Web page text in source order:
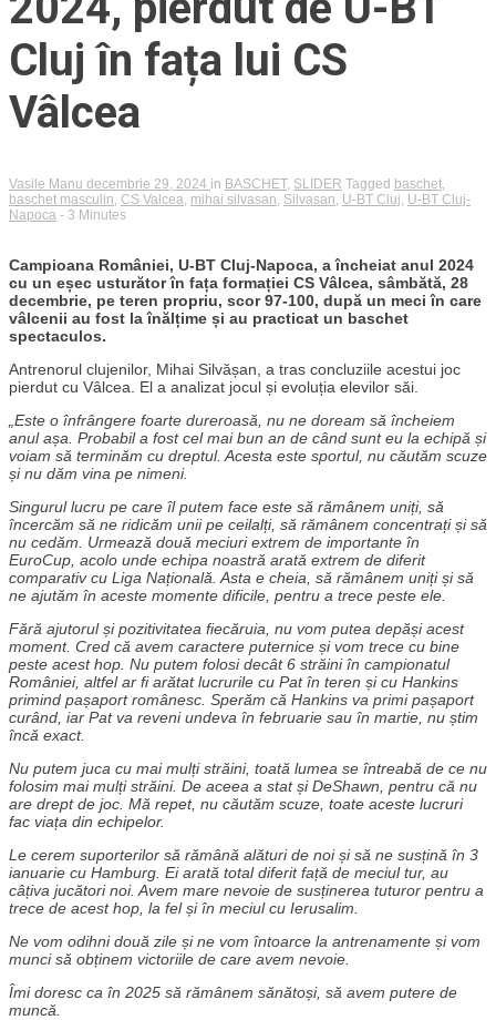
Cluj în fața lui CS
Vâlcea
Vasile Manu decembrie 29, 2024 in BASCHET, SLIDER Tagged baschet
baschet masculin CS Valcea mihai silvasan Silvasan U-BT Cluj U-BT Cluj-
Napoca - 3 Minutes
Campioana României, U-BT Cluj-Napoca, a încheiat anul 2024
cu un eșec usturător în fața formației CS Vâlcea, sâmbătă, 28
decembrie, pe teren propriu, scor 97-100, după un meci în care
vâlcenii au fost la înălțime și au practicat un baschet
spectaculos.
Antrenorul clujenilor, Mihai Silvășan, a tras concluziile acestui joc
pierdut cu Vâlcea. El a analizat jocul și evoluția elevilor săi.
„Este o înfrângere foarte dureroasă, nu ne doream să încheiem
anul așa. Probabil a fost cel mai bun an de când sunt eu la echipă și
voiam să terminăm cu dreptul. Acesta este sportul, nu căutăm scuze
și nu dăm vina pe nimeni.
Singurul lucru pe care îl putem face este să rămânem uniți, să
încercăm să ne ridicăm unii pe ceilalți, să rămânem concentrați și să
nu cedăm. Urmează două meciuri extrem de importante în
EuroCup, acolo unde echipa noastră arată extrem de diferit
comparativ cu Liga Națională. Asta e cheia, să rămânem uniți și să
ne ajutăm în aceste momente dificile, pentru a trece peste ele.
Fără ajutorul și pozitivitatea fiecăruia, nu vom putea depăși acest
moment. Cred că avem caractere puternice și vom trece cu bine
peste acest hop. Nu putem folosi decât 6 străini în campionatul
României, altfel ar fi arătat lucrurile cu Pat în teren și cu Hankins
primind pașaport românesc. Sperăm că Hankins va primi pașaport
curând, iar Pat va reveni undeva în februarie sau în martie, nu știm
încă exact.
Nu putem juca cu mai mulți străini, toată lumea se întreabă de ce nu
folosim mai mulți străini. De aceea a stat și DeShawn, pentru că nu
are drept de joc. Mă repet, nu căutăm scuze, toate aceste lucruri
fac viața din echipelor.
Le cerem suporterilor să rămână alături de noi și să ne susțină în 3
ianuarie cu Hamburg. Ei arată total diferit față de meciul tur, au
câțiva jucători noi. Avem mare nevoie de susținerea tuturor pentru a
trece de acest hop, la fel și în meciul cu Ierusalim.
Ne vom odihni două zile și ne vom întoarce la antrenamente și vom
munci să obținem victoriile de care avem nevoie.
Îmi doresc ca în 2025 să rămânem sănătoși, să avem putere de
muncă.